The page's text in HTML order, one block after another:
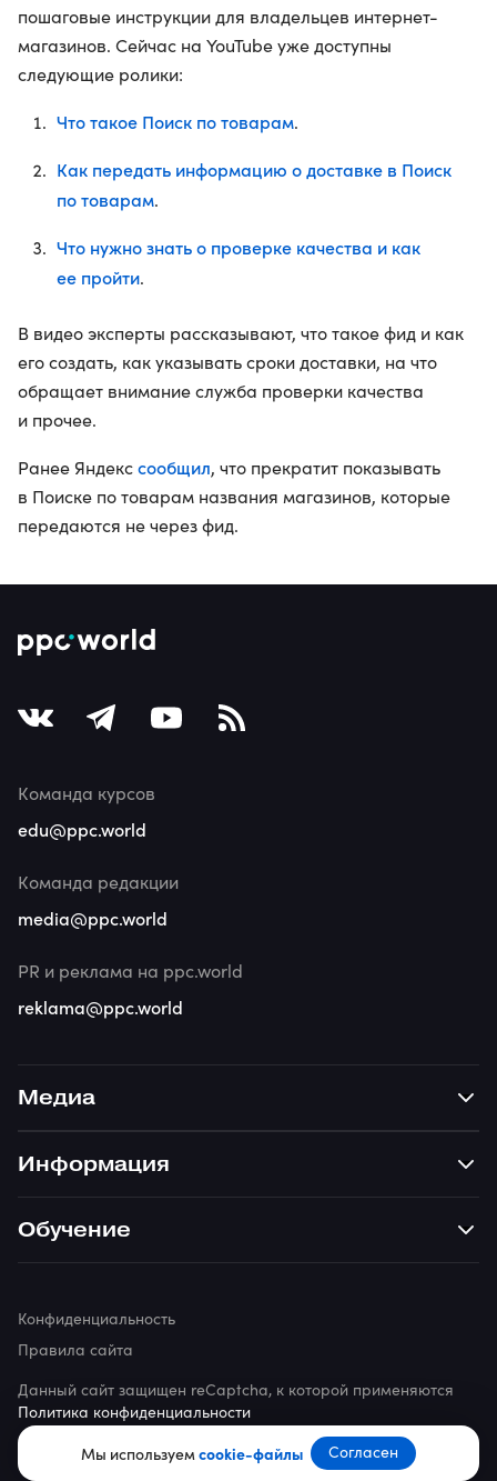
Мы используемcookie-файлы Согласен
пошаговые инструкции для владельцев интернет-
магазинов. Сейчас на YouTube уже доступны
следующие ролики:
Что такое Поиск по товарам.
Как передать информацию о доставке в Поиск
по товарам.
Что нужно знать о проверке качества и как
ее пройти.
В видео эксперты рассказывают, что такое фид и как
его создать, как указывать сроки доставки, на что
обращает внимание служба проверки качества
и прочее.
Ранее Яндекссообщил, что прекратит показывать
в Поиске по товарам названия магазинов, которые
передаются не через фид.
Медиа
Информация
Обучение
Команда курсов
edu@ppc.world
Команда редакции
media@ppc.world
PR и реклама на ppc.world
reklama@ppc.world
© 2026 ppc.world
Данный сайт защищен reCaptcha, к которой применяются
Политика конфиденциальности
Конфиденциальность
Правила сайта